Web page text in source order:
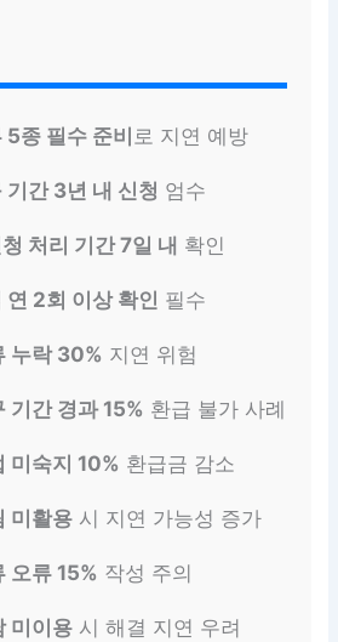
5종 필수 준비 로 지연 예방
기간 3년 내 신청 엄수
처리 기간 7일 내 확인
연 2회 이상 확인 필수
누락 30% 지연 위험
기간 경과 15% 환급 불가 사례
미숙지 10% 환급금 감소
미활용 시 지연 가능성 증가
오류 15% 작성 주의
미이용 시 해결 지연 우려